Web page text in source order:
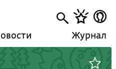
Журнал